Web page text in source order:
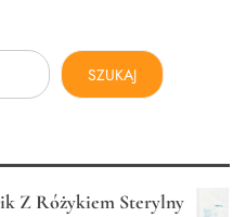
SZUKAJ
Z Różykiem Sterylny